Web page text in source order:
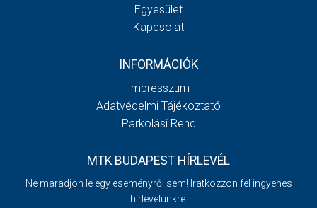
Egyesület
Kapcsolat
INFORMÁCIÓK
Impresszum
Adatvédelmi Tájékoztató
Parkolási Rend
MTK BUDAPEST HÍRLEVÉL
Ne maradjon le egy eseményről sem! Iratkozzon fel ingyenes
hírlevelünkre: